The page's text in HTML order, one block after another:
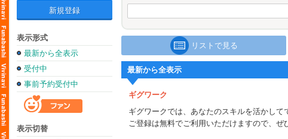
新規登録
表示形式
最新から全表示
受付中
事前予約受付中
表示切替
リストで見る
最新から全表示
ギグワーク
ギグワークでは、あなたのスキルを活かして
ご登録は無料でご利用いただけますので、ぜ